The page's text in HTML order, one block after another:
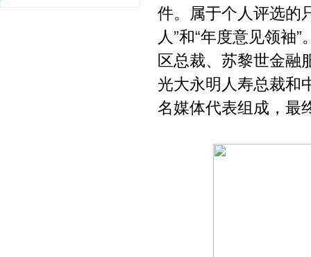
件。属于个人评选的
人”和“年度意见领袖
区总裁、苏黎世金融
光大永明人寿总裁和
名媒体代表组成，最